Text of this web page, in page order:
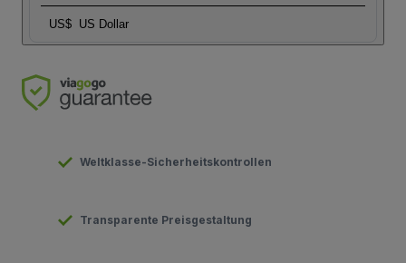
US$ US Dollar
Weltklasse-Sicherheitskontrollen
Transparente Preisgestaltung